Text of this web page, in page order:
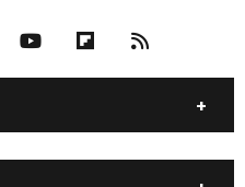
CANLI BORSA